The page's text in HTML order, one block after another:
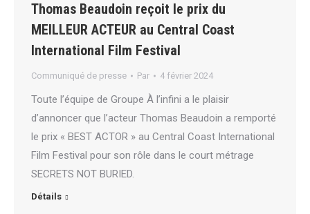
Thomas Beaudoin reçoit le prix du
MEILLEUR ACTEUR au Central Coast
International Film Festival
Communiqué de presse Par 4 février 2024
Toute l’équipe de Groupe À l’infini a le plaisir
d’annoncer que l’acteur Thomas Beaudoin a remporté
le prix « BEST ACTOR » au Central Coast International
Film Festival pour son rôle dans le court métrage
SECRETS NOT BURIED.
Détails